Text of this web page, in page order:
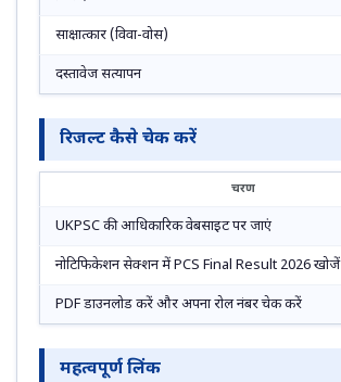
साक्षात्कार (विवा-वोस)
दस्तावेज सत्यापन
रिजल्ट कैसे चेक करें
चरण
UKPSC की आधिकारिक वेबसाइट पर जाएं
नोटिफिकेशन सेक्शन में PCS Final Result 2026 खोजें
PDF डाउनलोड करें और अपना रोल नंबर चेक करें
महत्वपूर्ण लिंक